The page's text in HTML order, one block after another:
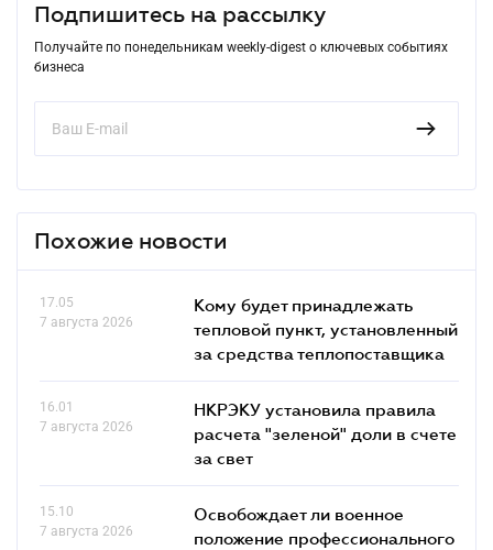
Подпишитесь на рассылку
Получайте по понедельникам weekly-digest о ключевых событиях
бизнеса
Похожие новости
17.05
7 августа 2026
Кому будет принадлежать
тепловой пункт, установленный
за средства теплопоставщика
16.01
7 августа 2026
НКРЭКУ установила правила
расчета "зеленой" доли в счете
за свет
15.10
7 августа 2026
Освобождает ли военное
положение профессионального